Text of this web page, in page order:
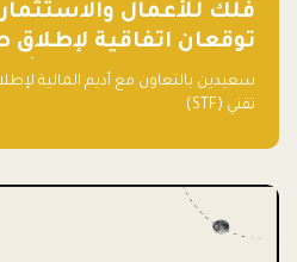
فلك للأعمال والاستثمار
توقعان اتفاقية
جريء تقني (STF) - مشغل من قبل فـلك
سعيدين بالتعاون مع أديم المالية
تقني (STF)